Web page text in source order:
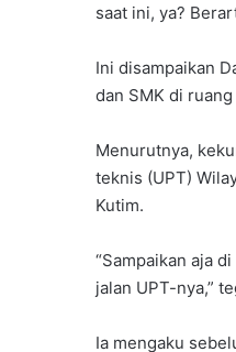
saat ini, ya?
Ini disampaikan
dan SMK di
Menurutnya,
teknis (UPT)
Kutim.
“Sampaikan aja
jalan UPT-nya,”
Ia mengaku